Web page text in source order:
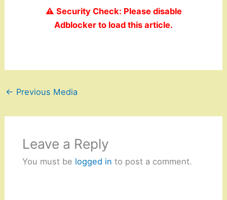
⚠️ Security Check: Please disable
Adblocker to load this article.
← Previous Media
Leave a Reply
You must be logged in to post a comment.